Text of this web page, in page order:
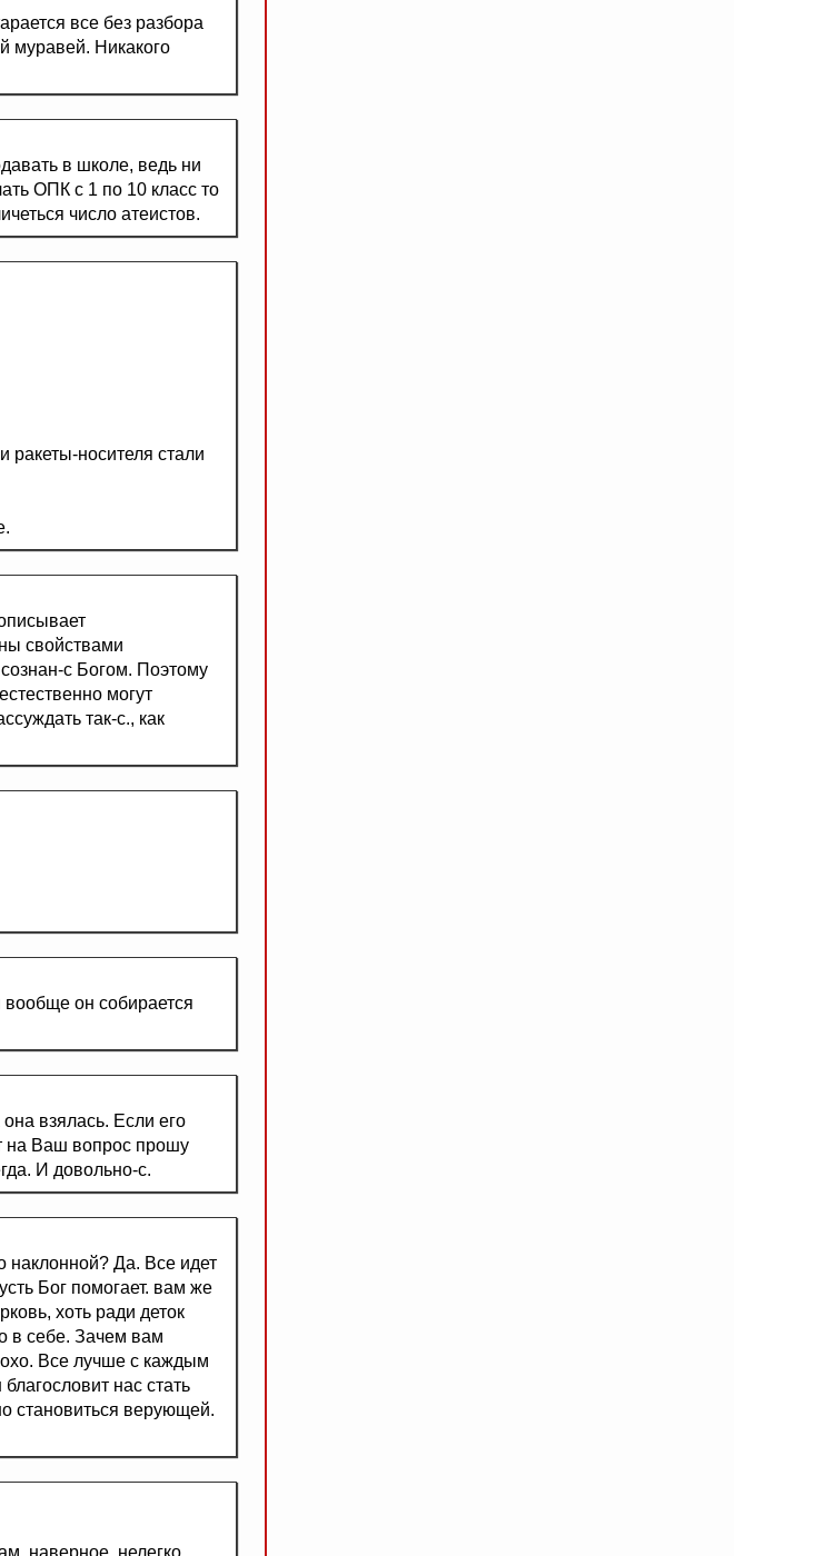
все без разбора
муравей. Никакого
в школе, ведь ни
ОПК с 1 по 10 класс то
число атеистов.
ракеты-носителя стали
свойствами
с Богом. Поэтому
могут
так-с., как
он собирается
взялась. Если его
на Ваш вопрос прошу
И довольно-с.
наклонной? Да. Все идет
Бог помогает. вам же
хоть ради деток
в себе. Зачем вам
Все лучше с каждым
нас стать
становиться верующей.
наверное, нелегко